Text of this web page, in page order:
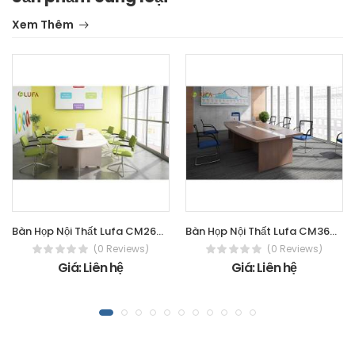
Xem Thêm
Bàn Họp Nội Thất Lufa CM2600H
(0 Reviews)
Giá: Liên hệ
Bàn Họp Nội Thất Lufa CM3600C
(0 Reviews)
Giá: Liên hệ